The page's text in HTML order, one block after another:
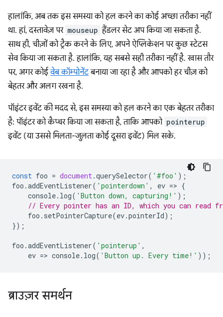
हालांकि, अब तक इस समस्या को हल करने का कोई अच्छा तरीका नहीं
था. हां, दस्तावेज़ पर mouseup हैंडलर सेट अप किया जा सकता है.
साथ ही, चीज़ों को ट्रैक करने के लिए, अपने ऐप्लिकेशन पर कुछ स्टेटस
सेव किया जा सकता है. हालांकि, यह सबसे सही तरीका नहीं है. खास तौर
पर, अगर कोईवेब कॉम्पोनेंटबनाया जा रहा है और आपको हर चीज़ को
बेहतर और अलग रखना है.
पॉइंटर इवेंट की मदद से, इस समस्या को हल करने का एक बेहतर तरीका
है: पॉइंटर को कैप्चर किया जा सकता है, ताकि आपको pointerup
इवेंट (या उससे मिलता-जुलता कोई दूसरा इवेंट) मिल सके.
const foo = document.querySelector( '#foo' );
foo .addEventListener( 'pointerdown' , ev => {
console. log( 'Button down, capturing!' );
// Every pointer has an ID, which you can read
foo . setPointerCapture(ev.pointerId);
});
foo .addEventListener( 'pointerup' ,
ev => console. log( 'Button up. Every time!' ));
ब्राउज़र समर्थन